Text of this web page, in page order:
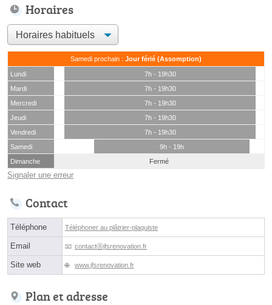
Horaires
Samedi prochain : Jour férié (Assomption)
Lundi
7h - 19h30
Mardi
7h - 19h30
Mercredi
7h - 19h30
Jeudi
7h - 19h30
Vendredi
7h - 19h30
Samedi
9h - 19h
Dimanche
Fermé
Signaler une erreur
Contact
Téléphone Téléphoner au plâtrier-plaquiste
Email contactⓐjfsrenovation.fr
Site web www.jfsrenovation.fr
Plan et adresse